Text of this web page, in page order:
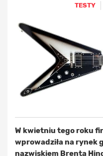
TESTY
W kwietniu tego roku
wprowadziła na rynek
nazwiskiem Brenta